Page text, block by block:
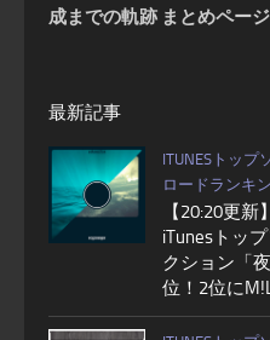
成までの軌跡 まとめページ
最新記事
ITUNESトップ
ロードランキ
【20:20更
iTunesトッ
クション「
位！2位に